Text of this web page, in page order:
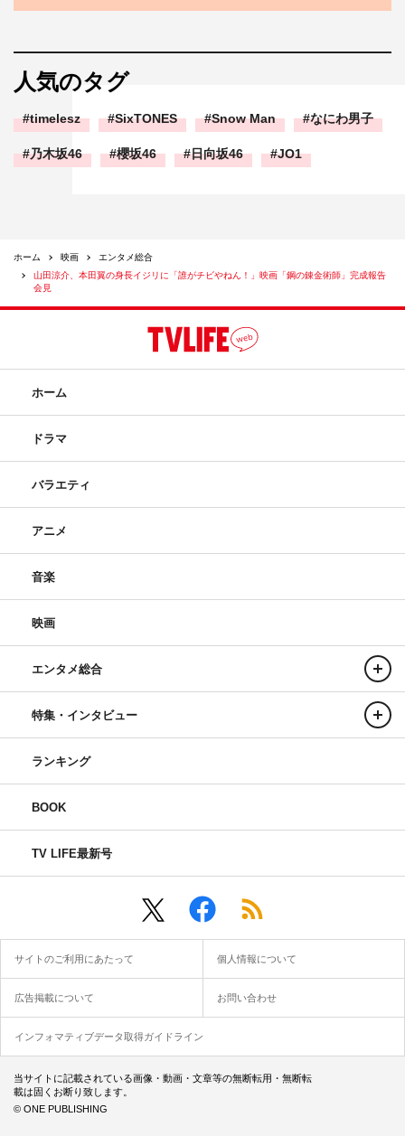
人気のタグ
timelesz SixTONES Snow Man なにわ男子
乃木坂46 櫻坂46 日向坂46 JO1
ホーム 映画
エンタメ総合
山田涼介、本田翼の身長イジリに「誰がチビやねん！」映画「鋼の錬金術師」完成報告
会見
ホーム
ドラマ
バラエティ
アニメ
音楽
映画
エンタメ総合
特集・インタビュー
ランキング
BOOK
TV LIFE最新号
サイトのご利用にあたって 個人情報について
広告掲載について お問い合わせ
インフォマティブデータ取得ガイドライン
当サイトに記載されている画像・動画・文章等の無断転用・無断転
載は固くお断り致します。
© ONE PUBLISHING